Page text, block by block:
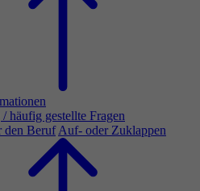
häufig gestellte Fragen
den Beruf Auf- oder Zuklappen